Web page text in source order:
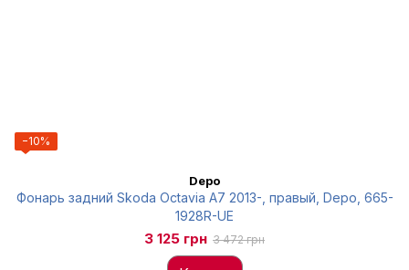
−10%
Depo
Фонарь задний Skoda Octavia A7 2013-, правый, Depo, 665-
1928R-UE
3 125 грн 3 472 грн